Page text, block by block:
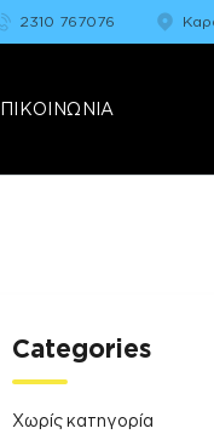
2310 767076
Categories
Χωρίς κατηγορία